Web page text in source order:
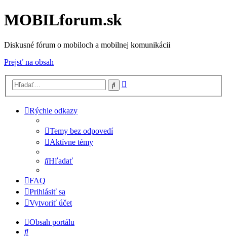
MOBILforum.sk
Diskusné fórum o mobiloch a mobilnej komunikácii
Prejsť na obsah
Hľadať
Rýchle odkazy
Temy bez odpovedí
Aktívne témy
Hľadať
FAQ
Prihlásiť sa
Vytvoriť účet
Obsah portálu
Hľadať